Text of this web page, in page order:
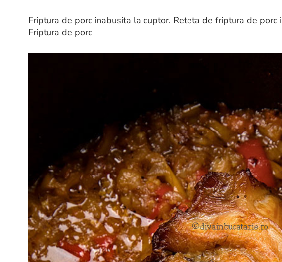
Friptura de porc inabusita la cuptor. Reteta de friptura de porc
Friptura de porc